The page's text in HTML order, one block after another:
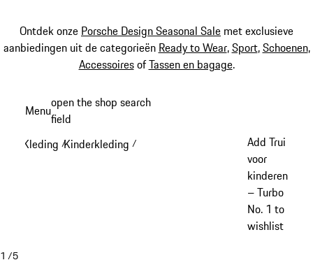
Ontdek onze Porsche Design Seasonal Sale met exclusieve
aanbiedingen uit de categorieën Ready to Wear,Sport,Schoenen,
AccessoiresofTassen en bagage.
hoofdinhoud
Menuopen the shop search
field
Kleding /Kinderkleding /
Add Trui
voor
kinderen
– Turbo
No. 1 to
wishlist
1 /5